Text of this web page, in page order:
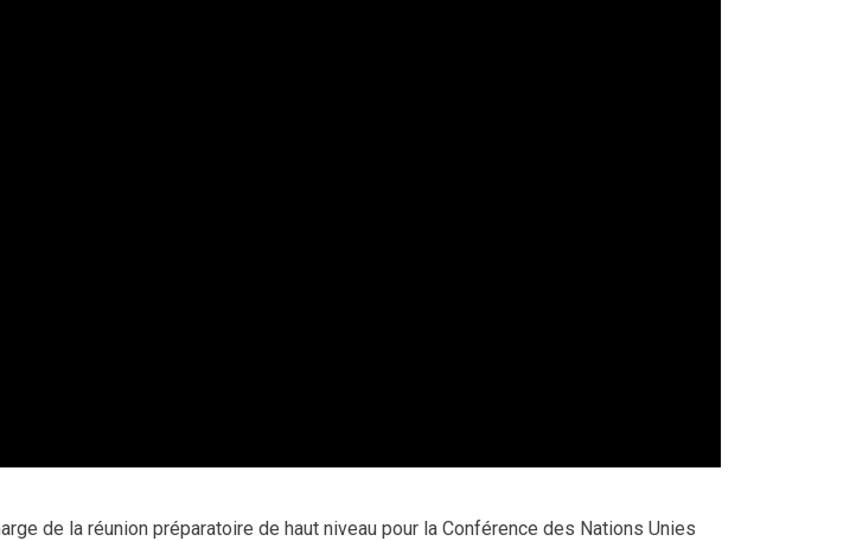
de la réunion préparatoire de haut niveau pour la Conférence des Nations Unies